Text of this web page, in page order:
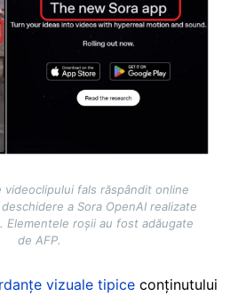
videoclipului fals răspândit online
a Sora OpenAI realizate
Elementele roșii au fost adăugate
de AFP.
vizuale tipice conținutului